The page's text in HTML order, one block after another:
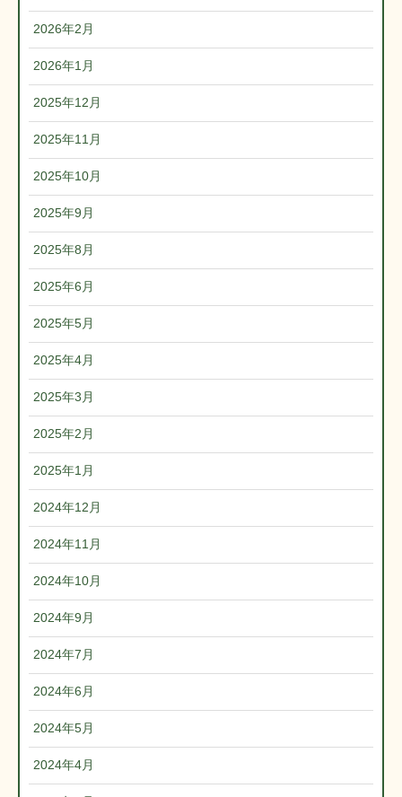
2026年2月
2026年1月
2025年12月
2025年11月
2025年10月
2025年9月
2025年8月
2025年6月
2025年5月
2025年4月
2025年3月
2025年2月
2025年1月
2024年12月
2024年11月
2024年10月
2024年9月
2024年7月
2024年6月
2024年5月
2024年4月